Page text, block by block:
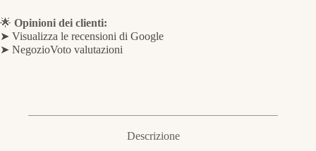
🌟 Opinioni dei clienti:
➤ Visualizza le recensioni di Google
➤ NegozioVoto valutazioni
Descrizione